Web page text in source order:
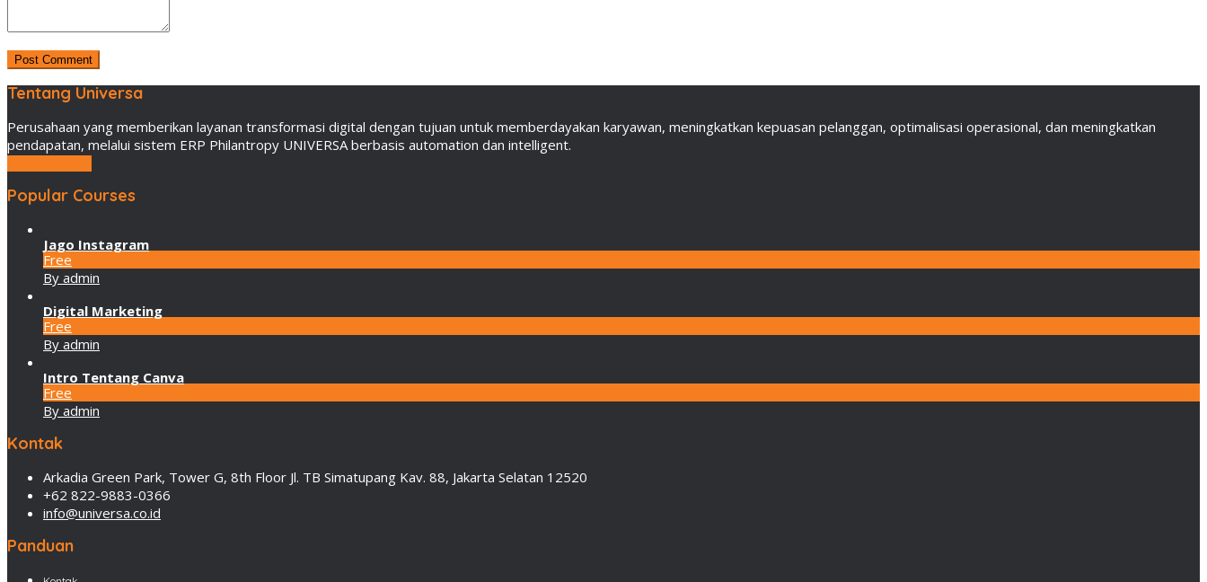
Tentang Universa
Perusahaan yang memberikan layanan transformasi digital dengan tujuan untuk memberdayakan karyawan, meningkatkan kepuasan pelanggan, optimalisasi operasional, dan meningkatkan
pendapatan, melalui sistem ERP Philantropy UNIVERSA berbasis automation dan intelligent.
Popular Courses
Jago Instagram
Free
By admin
Digital Marketing
Free
By admin
Intro Tentang Canva
Free
By admin
Kontak
Arkadia Green Park, Tower G, 8th Floor Jl. TB Simatupang Kav. 88, Jakarta Selatan 12520
+62 822-9883-0366
info@universa.co.id
Panduan